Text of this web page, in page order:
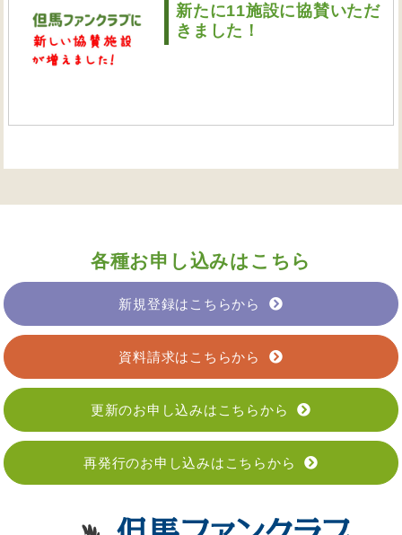
新たに11施設に協賛いただ
きました！
各種お申し込みはこちら
新規登録はこちらから
資料請求はこちらから
更新のお申し込みはこちらから
再発行のお申し込みはこちらから